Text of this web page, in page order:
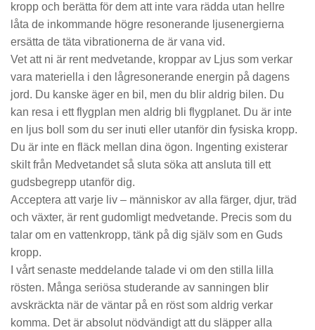
kropp och berätta för dem att inte vara rädda utan hellre
låta de inkommande högre resonerande ljusenergierna
ersätta de täta vibrationerna de är vana vid.
Vet att ni är rent medvetande, kroppar av Ljus som verkar
vara materiella i den lågresonerande energin på dagens
jord. Du kanske äger en bil, men du blir aldrig bilen. Du
kan resa i ett flygplan men aldrig bli flygplanet. Du är inte
en ljus boll som du ser inuti eller utanför din fysiska kropp.
Du är inte en fläck mellan dina ögon. Ingenting existerar
skilt från Medvetandet så sluta söka att ansluta till ett
gudsbegrepp utanför dig.
Acceptera att varje liv – människor av alla färger, djur, träd
och växter, är rent gudomligt medvetande. Precis som du
talar om en vattenkropp, tänk på dig själv som en Guds
kropp.
I vårt senaste meddelande talade vi om den stilla lilla
rösten. Många seriösa studerande av sanningen blir
avskräckta när de väntar på en röst som aldrig verkar
komma. Det är absolut nödvändigt att du släpper alla